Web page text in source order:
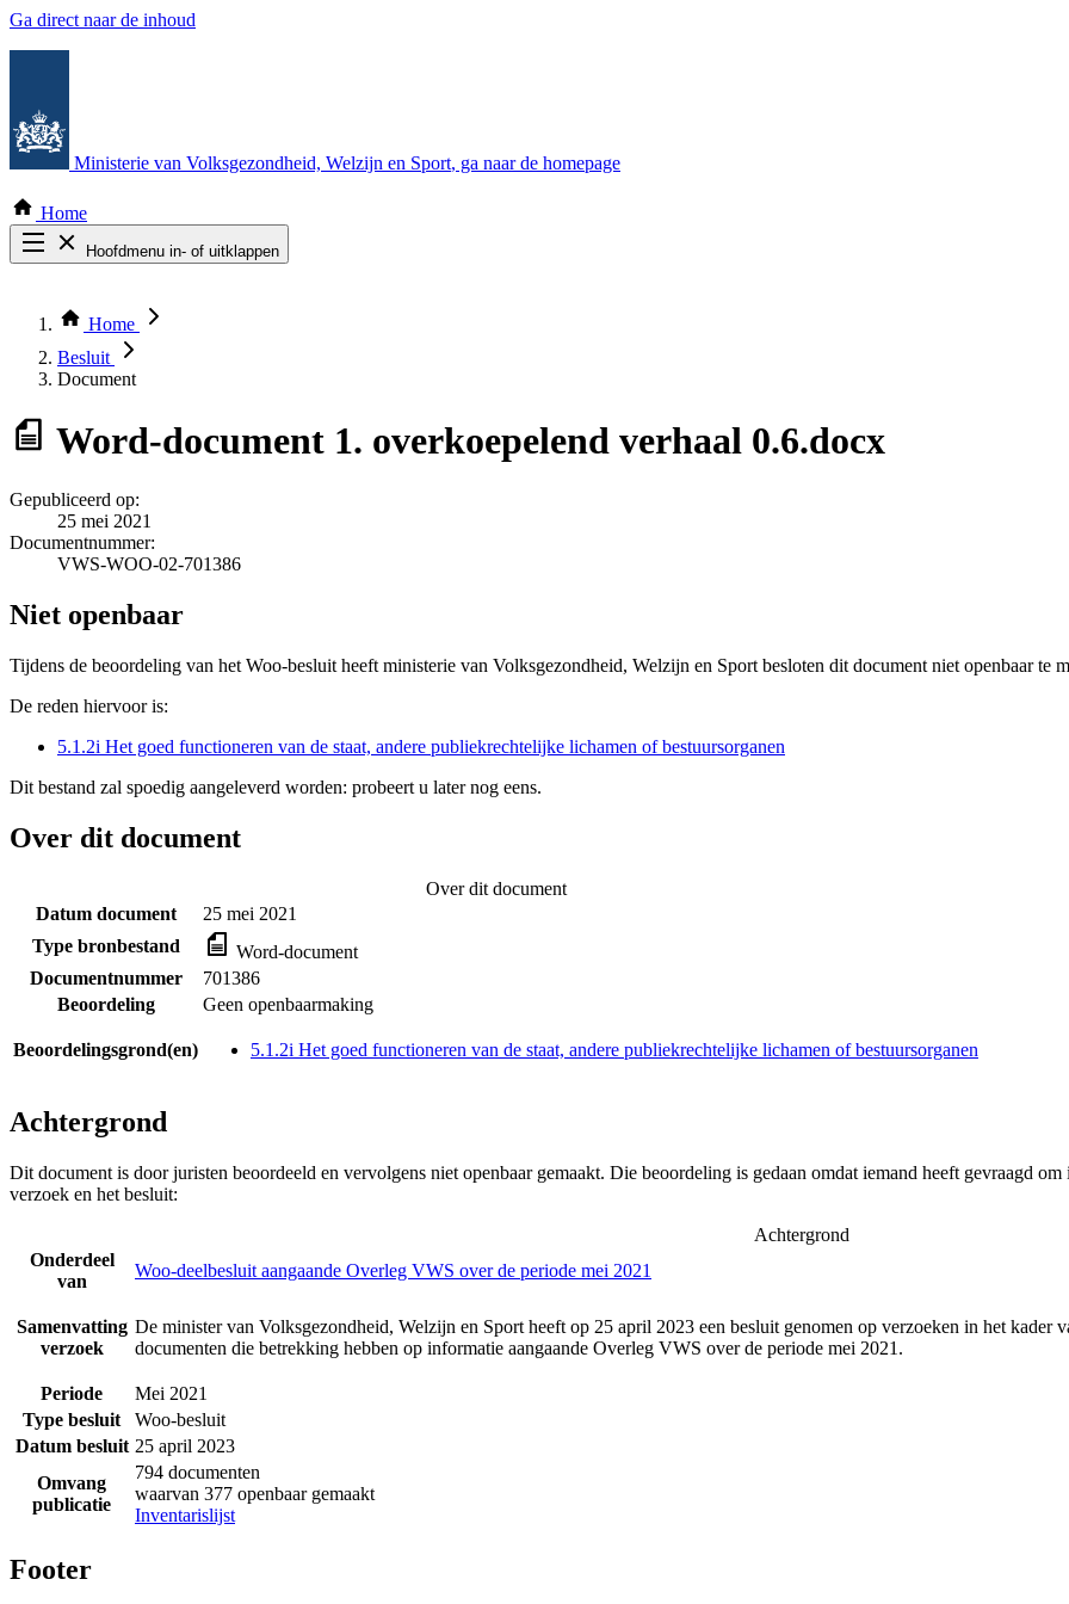
Ga direct naar de inhoud
Ministerie van Volksgezondheid, Welzijn en Sport, ga naar de homepage
Home
Hoofdmenu in- of uitklappen
Thema COVID-19
Bekijk per bestuursorgaan
Home
Besluit
Document
Word-document 1. overkoepelend verhaal 0.6.docx
Gepubliceerd op:
25 mei 2021
Documentnummer:
VWS-WOO-02-701386
Niet openbaar
Tijdens de beoordeling van het Woo-besluit heeft ministerie van Volksgezondheid, Welzijn en Sport besloten dit document niet openbaar te
De reden hiervoor is:
5.1.2i Het goed functioneren van de staat, andere publiekrechtelijke lichamen of bestuursorganen
Dit bestand zal spoedig aangeleverd worden: probeert u later nog eens.
Over dit document
Over dit document
Datum document
25 mei 2021
Type bronbestand
Word-document
Documentnummer
701386
Beoordeling
Geen openbaarmaking
Beoordelingsgrond(en) 5.1.2i Het goed functioneren van de staat, andere publiekrechtelijke lichamen of bestuursorganen
Achtergrond
Dit document is door juristen beoordeeld en vervolgens niet openbaar gemaakt. Die beoordeling is gedaan omdat iemand heeft gevraagd
verzoek en het besluit:
Achtergrond
Onderdeel
van
Woo-deelbesluit aangaande Overleg VWS over de periode mei 2021
Samenvatting
verzoek
De minister van Volksgezondheid, Welzijn en Sport heeft op 25 april 2023 een besluit genomen op verzoeken in het kader
documenten die betrekking hebben op informatie aangaande Overleg VWS over de periode mei 2021.
Periode
Mei 2021
Type besluit
Woo-besluit
Datum besluit 25 april 2023
Omvang
publicatie
794 documenten
waarvan 377 openbaar gemaakt
Inventarislijst
Footer